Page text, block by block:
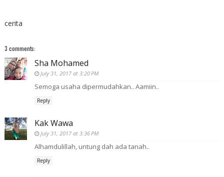
cerita
3 comments:
Sha Mohamed
July 31, 2017 at 3:20 PM
Semoga usaha dipermudahkan.. Aamiin..
Reply
Kak Wawa
July 31, 2017 at 3:36 PM
Alhamdulillah, untung dah ada tanah..
Reply